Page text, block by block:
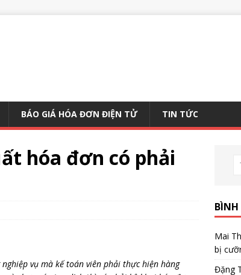
BÁO GIÁ HÓA ĐƠN ĐIỆN TỬ TIN TỨC
hóa đơn có phải
vụ mà kế toán viên phải thực hiện hàng
Mai
bị
Đặng